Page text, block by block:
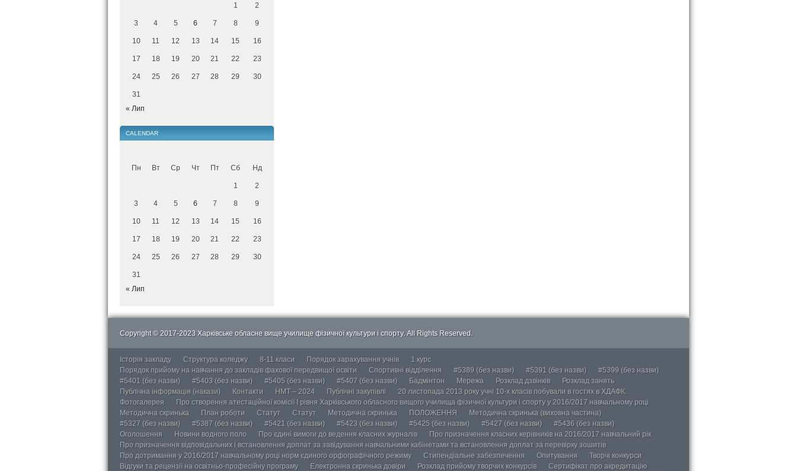
1 2
3 4 5 6 7 8 9
10 11 12 13 14 15 16
17 18 19 20 21 22 23
24 25 26 27 28 29 30
31
« Лип
CALENDAR
Пн Вт Ср Чт Пт Сб Нд
1 2
3 4 5 6 7 8 9
10 11 12 13 14 15 16
17 18 19 20 21 22 23
24 25 26 27 28 29 30
31
« Лип
Copyright © 2017-2023 Харківське обласне вище училище фізичної культури і спорту. All Rights Reserved.
Історія закладу Структура коледжу 8-11 класи Порядок зарахування учнів
1 курс
Порядок прийому на навчання до закладів фахової передвищої освіти
Спортивні відділення #5389 (без назви) #5391 (без назви)
#5399 (без назви)
#5401 (без назви)
#5403 (без назви) #5405 (без назви) #5407 (без назви) Бадмінтон Мережа Розклад дзвінків
Розклад занять
Публічна інформація (накази)
Контакти НМТ – 2024 Публічні закупівлі
20 листопада 2013 року учні 10-х класів побували в гостях в ХДАФК.
Фотогалерея
Про створення атестаційної комісії І рівня Харківського обласного вищого училища фізичної культури і спорту у 2016/2017 навчальному році
Методична скринька
План роботи Статут Статут Методична скринька ПОЛОЖЕННЯ
Методична скринька (виховна частина)
#5327 (без назви)
#5387 (без назви) #5421 (без назви) #5423 (без назви) #5425 (без назви) #5427 (без назви)
#5436 (без назви)
Оголошення
Новини водного поло Про єдині вимоги до ведення класних журналів
Про призначення класних керівників на 2016/2017 навчальний рік
Про призначення відповідальних і встановлення доплат за завідування навчальними кабінетами та встановлення доплат за перевірку зошитів
Про дотримання у 2016/2017 навчальному році норм єдиного орфографічного режиму
Стипендіальне забезпечення Опитування
Творчі конкурси
Відгуки та рецензії на освітньо-професійну програму
Електронна скринька довіри Розклад прийому творчих конкурсів
Сертифікат про акредитацію